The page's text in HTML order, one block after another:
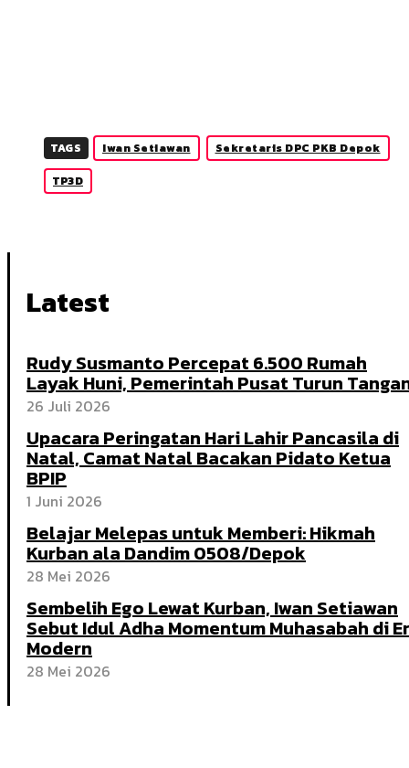
TAGS Iwan Setiawan
Sekretaris DPC PKB Depok
TP3D
Latest
Rudy Susmanto Percepat 6.500 Rumah
Layak Huni, Pemerintah Pusat Turun
26 Juli 2026
Upacara Peringatan Hari Lahir Pancasila di
Natal, Camat Natal Bacakan Pidato Ketua
BPIP
1 Juni 2026
Belajar Melepas untuk Memberi: Hikmah
Kurban ala Dandim 0508/Depok
28 Mei 2026
Sembelih Ego Lewat Kurban, Iwan Setiawan
Sebut Idul Adha Momentum Muhasabah di
Modern
28 Mei 2026